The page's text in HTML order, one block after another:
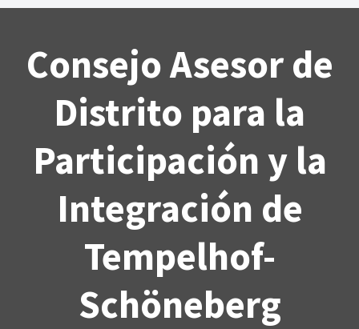
Consejo Asesor de
Distrito para la
Participación y la
Integración de
Tempelhof-
Schöneberg